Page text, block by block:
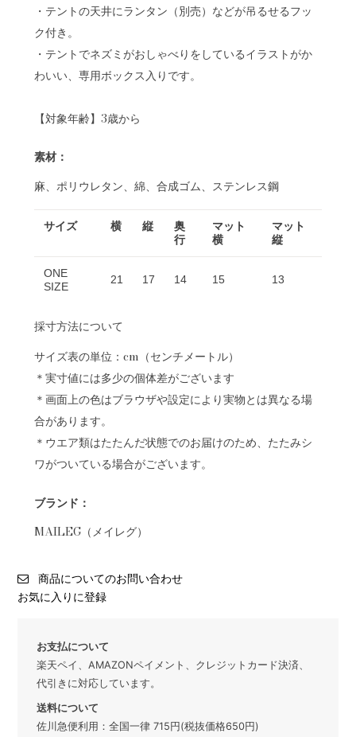
・テントの天井にランタン（別売）などが吊るせるフッ
ク付き。
・テントでネズミがおしゃべりをしているイラストがか
わいい、専用ボックス入りです。
【対象年齢】3歳から
素材：
麻、ポリウレタン、綿、合成ゴム、ステンレス鋼
サイズ 横 縦
奥
行
マット
横
マット
縦
ONE
SIZE
21 17 14 15 13
採寸方法について
サイズ表の単位：cm（センチメートル）
＊実寸値には多少の個体差がございます
＊画面上の色はブラウザや設定により実物とは異なる場
合があります。
＊ウエア類はたたんだ状態でのお届けのため、たたみシ
ワがついている場合がございます。
ブランド：
MAILEG（メイレグ）
商品についてのお問い合わせ
お気に入りに登録
お支払について
楽天ペイ、AMAZONペイメント、クレジットカード決済、
代引きに対応しています。
送料について
佐川急便利用：全国一律 715円(税抜価格650円)